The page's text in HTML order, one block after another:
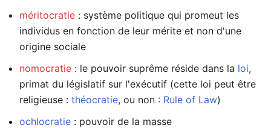
méritocratie : système politique qui promeut les
individus en fonction de leur mérite et non d'une
origine sociale
nomocratie : le pouvoir suprême réside dans la loi,
primat du législatif sur l'exécutif (cette loi peut être
religieuse : théocratie, ou non : Rule of Law)
ochlocratie : pouvoir de la masse